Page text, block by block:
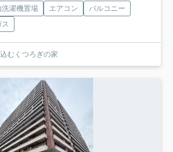
洗濯機置場 エアコン
バルコニー
むくつろぎの家